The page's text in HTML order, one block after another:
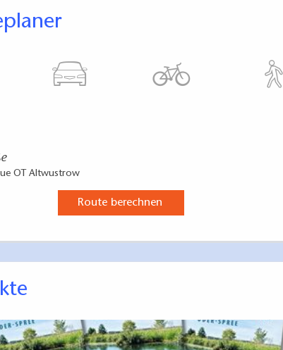
OT Altwustrow
Route berechnen